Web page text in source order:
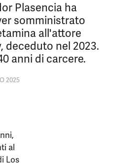
Plasencia ha
somministrato
all'attore
deceduto nel 2023.
anni di carcere.
2025
al
Los